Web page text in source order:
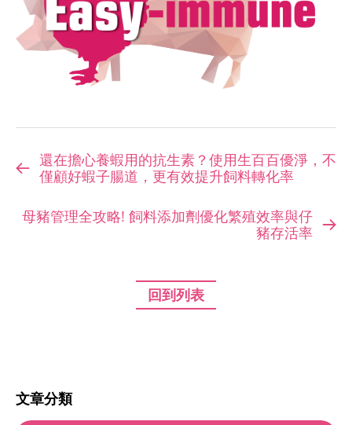
還在擔心養蝦用的抗生素？使用生百百優淨，不
僅顧好蝦子腸道，更有效提升飼料轉化率
母豬管理全攻略! 飼料添加劑優化繁殖效率與仔
豬存活率
回到列表
文章分類